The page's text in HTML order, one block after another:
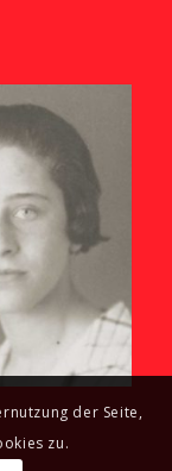
der Seite,
zu.